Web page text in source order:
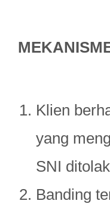
Klien
yang
SNI
Banding